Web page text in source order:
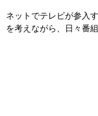
ネットでテレビが参入
を考えながら、日々番